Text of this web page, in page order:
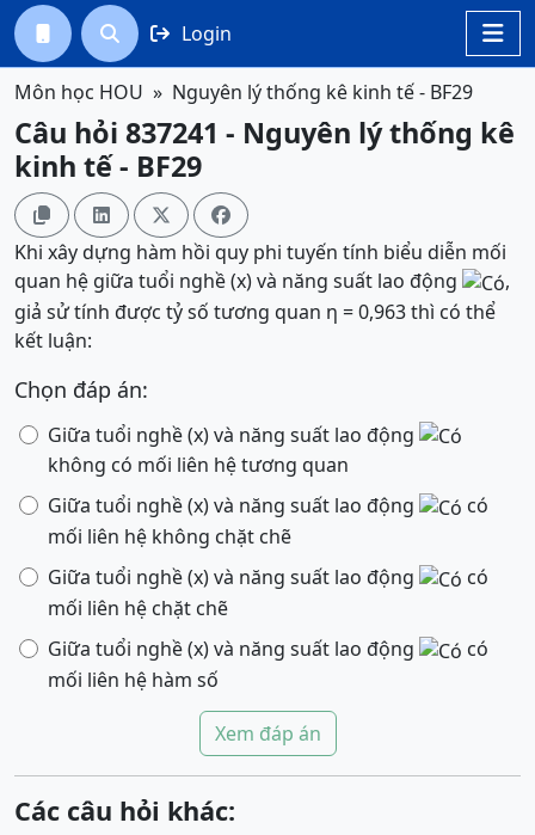

  Login
Môn học HOU Nguyên lý thống kê kinh tế - BF29
Câu hỏi 837241 - Nguyên lý thống kê
kinh tế - BF29
   
Khi xây dựng hàm hồi quy phi tuyến tính biểu diễn mối
quan hệ giữa tuổi nghề (x) và năng suất lao động
,
giả sử tính được tỷ số tương quan η = 0,963 thì có thể
kết luận:
Chọn đáp án:
Giữa tuổi nghề (x) và năng suất lao động
không có mối liên hệ tương quan
Giữa tuổi nghề (x) và năng suất lao động
có
mối liên hệ không chặt chẽ
Giữa tuổi nghề (x) và năng suất lao động
có
mối liên hệ chặt chẽ
Giữa tuổi nghề (x) và năng suất lao động
có
mối liên hệ hàm số
Xem đáp án
Các câu hỏi khác: